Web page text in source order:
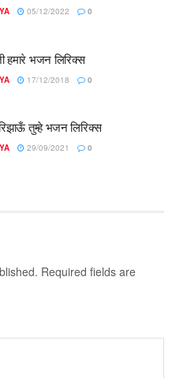
05/12/2022 0
हमारे भजन लिरिक्स
17/12/2018 0
तुम्हे भजन लिरिक्स
29/09/2021 0
Required fields are